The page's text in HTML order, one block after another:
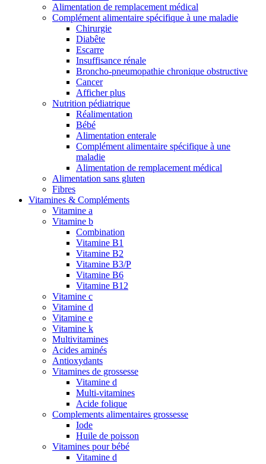
Alimentation de remplacement médical
Complément alimentaire spécifique à une maladie
Chirurgie
Diabête
Escarre
Insuffisance rénale
Broncho-pneumopathie chronique obstructive
Cancer
Afficher plus
Nutrition pédiatrique
Réalimentation
Bébé
Alimentation enterale
Complément alimentaire spécifique à une
maladie
Alimentation de remplacement médical
Alimentation sans gluten
Fibres
Vitamines & Compléments
Vitamine a
Vitamine b
Combination
Vitamine B1
Vitamine B2
Vitamine B3/P
Vitamine B6
Vitamine B12
Vitamine c
Vitamine d
Vitamine e
Vitamine k
Multivitamines
Acides aminés
Antioxydants
Vitamines de grossesse
Vitamine d
Multi-vitamines
Acide folique
Complements alimentaires grossesse
Iode
Huile de poisson
Vitamines pour bébé
Vitamine d